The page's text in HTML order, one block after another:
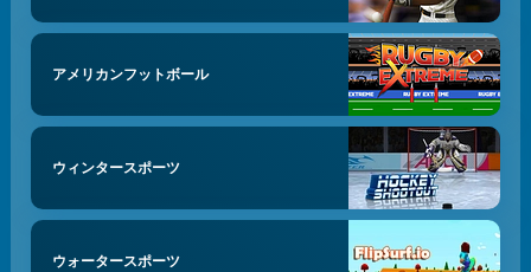
アメリカンフットボール
ウィンタースポーツ
ウォータースポーツ